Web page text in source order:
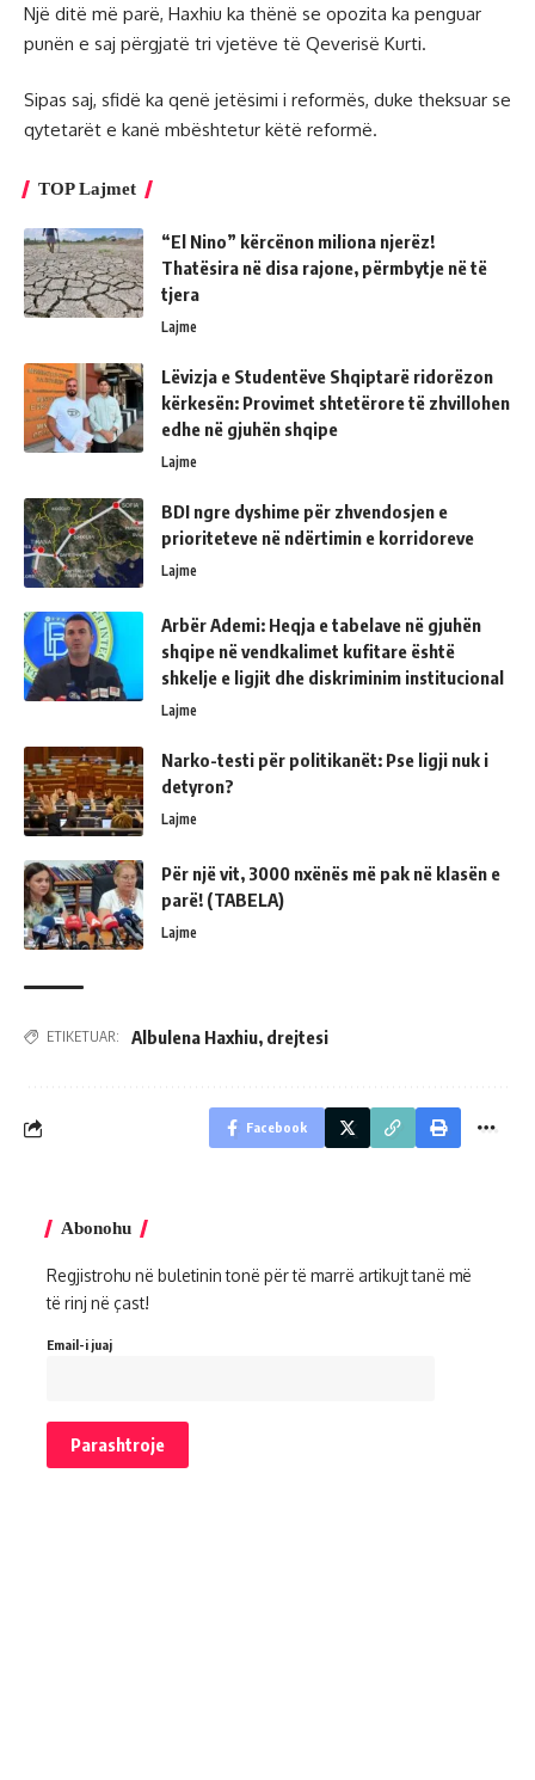
Një ditë më parë, Haxhiu ka thënë se opozita ka penguar
punën e saj përgjatë tri vjetëve të Qeverisë Kurti.
Sipas saj, sfidë ka qenë jetësimi i reformës, duke theksuar se
qytetarët e kanë mbështetur këtë reformë.
TOP Lajmet
“El Nino” kërcënon miliona njerëz!
Thatësira në disa rajone, përmbytje në të
tjera
Lajme
Lëvizja e Studentëve Shqiptarë ridorëzon
kërkesën: Provimet shtetërore të zhvillohen
edhe në gjuhën shqipe
Lajme
BDI ngre dyshime për zhvendosjen e
prioriteteve në ndërtimin e korridoreve
Lajme
Arbër Ademi: Heqja e tabelave në gjuhën
shqipe në vendkalimet kufitare është
shkelje e ligjit dhe diskriminim institucional
Lajme
Narko-testi për politikanët: Pse ligji nuk i
detyron?
Lajme
Për një vit, 3000 nxënës më pak në klasën e
parë! (TABELA)
Lajme
ETIKETUAR: Albulena Haxhiu, drejtesi
Facebook
Abonohu
Regjistrohu në buletinin tonë për të marrë artikujt tanë më
të rinj në çast!
Email-i juaj